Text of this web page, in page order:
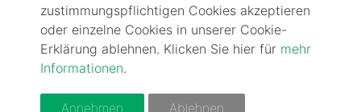
zustimmungspflichtigen Cookies akzeptieren
oder einzelne Cookies in unserer Cookie-
Erklärung ablehnen. Klicken Sie hier für mehr
Informationen.
Annehmen Ablehnen
6068 Mils
Impressum
Kontakt
AGBs